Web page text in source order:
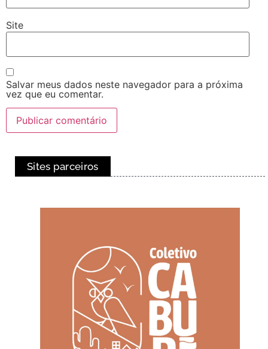
Site
Salvar meus dados neste navegador para a próxima
vez que eu comentar.
Sites parceiros